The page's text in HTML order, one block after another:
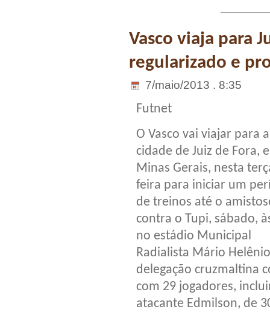
Vasco viaja para
regularizado e
7/maio/2013 . 8:35
Futnet
O Vasco vai viajar para a
cidade de Juiz de Fora,
Minas Gerais, nesta
feira para iniciar um
de treinos até o
contra o Tupi, sábado,
no estádio Municipal
Radialista Mário
delegação cruzmaltina
com 29 jogadores,
atacante Edmilson, de